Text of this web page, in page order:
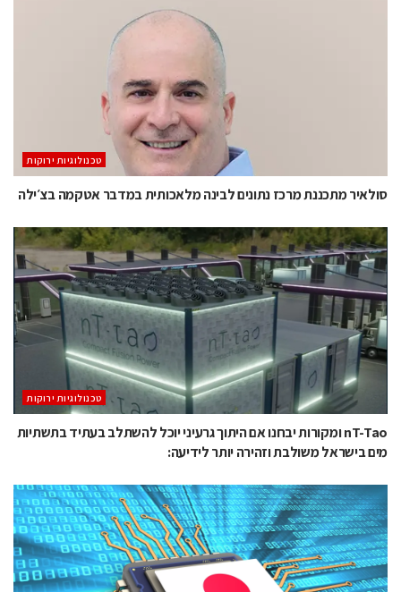
‫טכנולוגיות ירוקות‬
סולאיר מתכננת מרכז נתונים לבינה מלאכותית במדבר אטקמה בצ׳ילה
‫טכנולוגיות ירוקות‬
nT-Tao ומקורות יבחנו אם היתוך גרעיני יוכל להשתלב בעתיד בתשתיות
מים בישראל משולבת וזהירה יותר לידיעה: